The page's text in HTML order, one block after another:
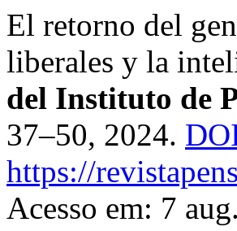
El retorno del
liberales y la
del Instituto de
37–50, 2024.
https://
Acesso em: 7